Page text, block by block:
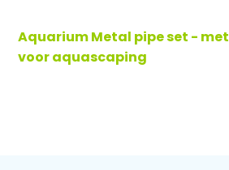
Aquarium Metal pipe set -
voor aquascaping